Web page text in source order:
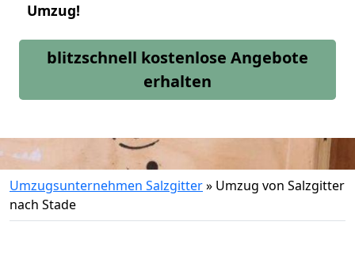
Umzug!
blitzschnell kostenlose Angebote
erhalten
Umzugsunternehmen Salzgitter» Umzug von Salzgitter
nach Stade